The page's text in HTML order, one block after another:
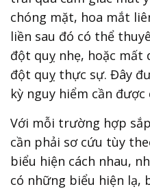
chóng mặt, hoa mắt
liền sau đó có thể
đột quỵ nhẹ, hoặc mất
đột quỵ thực sự. Đây
kỳ nguy hiểm cần
Với mỗi trường hợp
cần phải sơ cứu tùy
biểu hiện cách nhau,
có những biểu hiện lạ,